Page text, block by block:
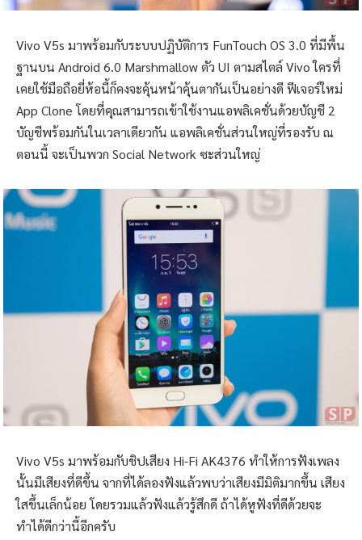
Vivo V5s มาพร้อมกับระบบปฏิบัติการ FunTouch OS 3.0 ที่มีพื้น
ฐานบน Android 6.0 Marshmallow ตัว UI ตามสไตล์ Vivo ใครที่
เคยใช้มือถือยี่ห้อนี้ก็คงจะคุ้นหน้าคุ้นตากันเป็นอย่างดี ฟีเจอร์ใหม่
App Clone โดยที่คุณสามารถเข้าใช้งานแอพลิเคชั่นด้วยบัญชี 2
บัญชีพร้อมกันในเวลาเดียวกัน แอพลิเคชั่นส่วนใหญ่ที่รองรับ ณ
ตอนนี้ จะเป็นพวก Social Network ซะส่วนใหญ่
Vivo V5s มาพร้อมกับชิปเสียง Hi-Fi AK4376 ทำให้การฟังเพลง
นั้นมีเสียงที่ดีขึ้น จากที่ได้ลองฟังแล้วพบว่าเสียงมีมิติมากขึ้น เสียง
ใสขึ้นเล็กน้อย โดยรวมแล้วฟังแล้วรู้สึกดี ถ้าได้หูฟังที่ดีด้วยจะ
ทำได้ดีกว่านี้อีกครับ